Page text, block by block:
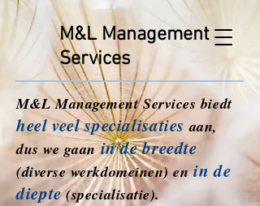
M&L Management
Services
M&L Management Services biedt
heel veel specialisaties aan,
dus we gaan in de breedte
(diverse werkdomeinen) enin de
diepte(specialisatie).